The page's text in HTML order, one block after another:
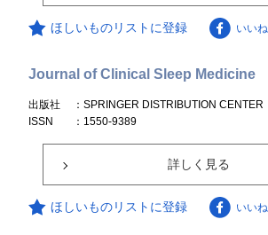
ほしいものリストに登録 いいね
Journal of Clinical Sleep Medicine
出版社
：SPRINGER DISTRIBUTION CENTER
ISSN
：1550-9389
詳しく見る
ほしいものリストに登録 いいね